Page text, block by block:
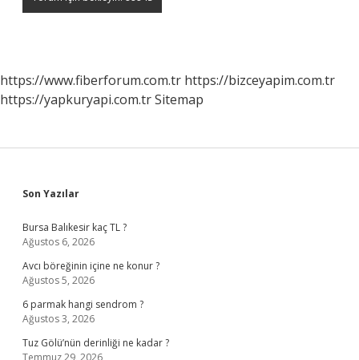
https://www.fiberforum.com.tr https://bizceyapim.com.tr
https://yapkuryapi.com.trSitemap
Sidebar
Son Yazılar
Bursa Balıkesir kaç TL ?
Ağustos 6, 2026
Avcı böreğinin içine ne konur ?
Ağustos 5, 2026
6 parmak hangi sendrom ?
Ağustos 3, 2026
Tuz Gölü’nün derinliği ne kadar ?
Temmuz 29, 2026